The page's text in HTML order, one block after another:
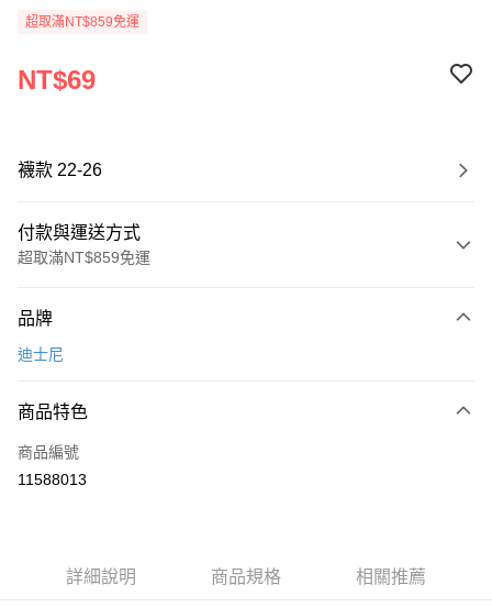
超取滿NT$859免運
NT$69
襪款 22-26
付款與運送方式
超取滿NT$859免運
信用卡一次付款
LINE Pay
Apple Pay
ATM付款
品牌
迪士尼
商品特色
商品編號
11588013
詳細說明 商品規格 相關推薦